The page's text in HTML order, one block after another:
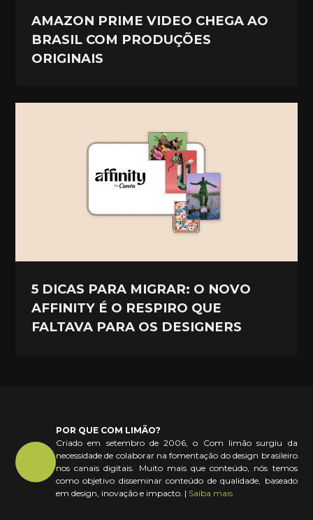
AMAZON PRIME VIDEO CHEGA AO
BRASIL COM PRODUÇÕES
ORIGINAIS
5 DICAS PARA MIGRAR: O NOVO
AFFINITY É O RESPIRO QUE
FALTAVA PARA OS DESIGNERS
POR QUE COM LIMÃO?
Criado em setembro de 2006, o Com limão surgiu da
necessidade de colaborar na fomentação do design brasileiro
nos canais digitais. Muito mais que conteúdo, nós temos
como objetivo disseminar conteúdo de qualidade, baseado
em design, inovação e impacto. | Saiba mais